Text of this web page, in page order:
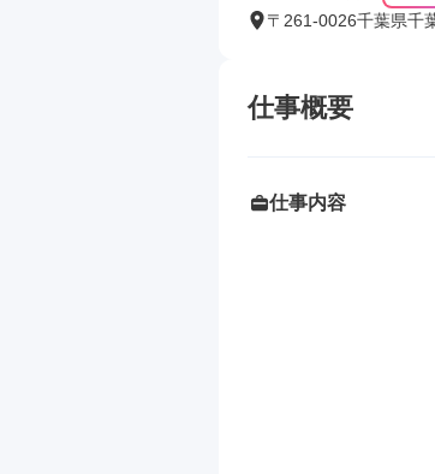
〒261-0026千葉県千
仕事概要
仕事内容